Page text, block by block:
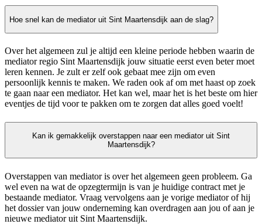
Hoe snel kan de mediator uit Sint Maartensdijk aan de slag?
Over het algemeen zul je altijd een kleine periode hebben waarin de
mediator regio Sint Maartensdijk jouw situatie eerst even beter moet
leren kennen. Je zult er zelf ook gebaat mee zijn om even
persoonlijk kennis te maken. We raden ook af om met haast op zoek
te gaan naar een mediator. Het kan wel, maar het is het beste om hier
eventjes de tijd voor te pakken om te zorgen dat alles goed voelt!
Kan ik gemakkelijk overstappen naar een mediator uit Sint
Maartensdijk?
Overstappen van mediator is over het algemeen geen probleem. Ga
wel even na wat de opzegtermijn is van je huidige contract met je
bestaande mediator. Vraag vervolgens aan je vorige mediator of hij
het dossier van jouw onderneming kan overdragen aan jou of aan je
nieuwe mediator uit Sint Maartensdijk.